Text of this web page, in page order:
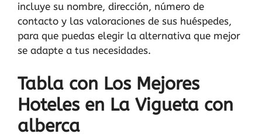
incluye su nombre, dirección, número de
contacto y las valoraciones de sus huéspedes,
para que puedas elegir la alternativa que mejor
se adapte a tus necesidades.
Tabla con Los Mejores
Hoteles en La Vigueta con
alberca